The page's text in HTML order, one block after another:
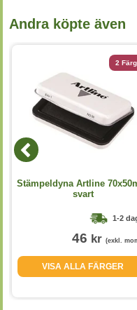
Andra köpte även
2
Stämpeldyna Artline
svart
1-2
46 kr (exkl.
VISA ALLA FÄRGER